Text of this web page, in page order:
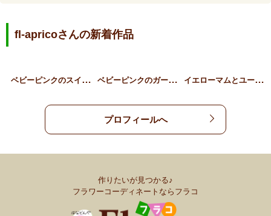
fl-apricoさんの新着作品
ベ
ビーピンクのスイートピー… ベ
ビーピンクのガーベラミニ… イ
エローマムとユーカリのミ…
プロフィールへ
作りたいが見つかる♪
フラワーコーディネートならフラコ